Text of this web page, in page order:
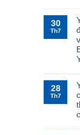
30
Th7
28
Th7